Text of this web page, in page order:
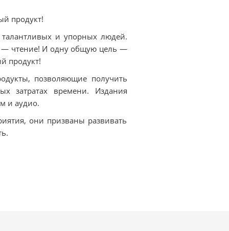
продукт!
и упорных людей.
чтение! И одну общую цель —
продукт!
позволяющие получить
затратах времени. Издания
и аудио.
они призваны развивать